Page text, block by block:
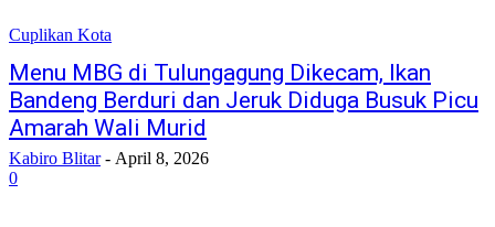
Cuplikan Kota
Menu MBG di Tulungagung Dikecam, Ikan
Bandeng Berduri dan Jeruk Diduga Busuk Picu
Amarah Wali Murid
Kabiro Blitar - April 8, 2026
0